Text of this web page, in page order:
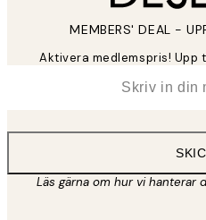
MEMBERS' DEAL -
Aktivera medlemspris!
Läs gärna om hur vi hanterar